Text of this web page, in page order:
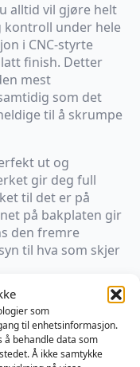
som
til enhetsinformasjon.
å behandle data som
Å ikke samtykke
alltid vil gjøre helt
kontroll under hele
i CNC-styrte
finish. Detter
mest
som det
til å skrumpe
ut og
gir deg full
til det er på
på bakplaten gir
den fremre
til hva som skjer
sjekk innom suben
og/eller